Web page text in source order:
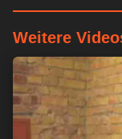
Weitere